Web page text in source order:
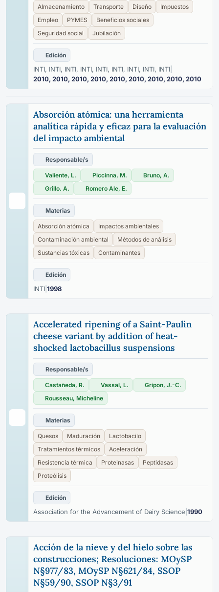
Almacenamiento
Transporte Diseño
Impuestos
Empleo
PYMES
Beneficios sociales
Seguridad social
Jubilación
Edición
INTI, INTI, INTI, INTI, INTI, INTI, INTI, INTI, INTI
2010, 2010, 2010, 2010, 2010, 2010, 2010, 2010, 2010
Absorción atómica: una herramienta
analítica rápida y eficaz para la evaluación
del impacto ambiental
Responsable/s
Valiente, L. Piccinna, M.
Bruno, A.
Grillo. A.
Romero Ale, E.
Materias
Absorción atómica
Impactos ambientales
Contaminación ambiental
Métodos de análisis
Sustancias tóxicas
Contaminantes
Edición
INTI 1998
Accelerated ripening of a Saint-Paulin
cheese variant by addition of heat-
shocked lactobacillus suspensions
Responsable/s
Castañeda, R. Vassal, L.
Gripon, J.-C.
Rousseau, Micheline
Materias
Quesos Maduración
Lactobacilo
Tratamientos térmicos
Aceleración
Resistencia térmica
Proteinasas
Peptidasas
Proteólisis
Edición
Association for the Advancement of Dairy Science 1990
Acción de la nieve y del hielo sobre las
construcciones; Resoluciones: MOySP
N§977/83, MOySP N§621/84, SSOP
N§59/90, SSOP N§3/91